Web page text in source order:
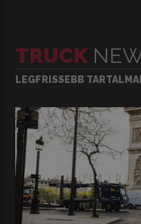
TRUCK
LEGFRISSEBB